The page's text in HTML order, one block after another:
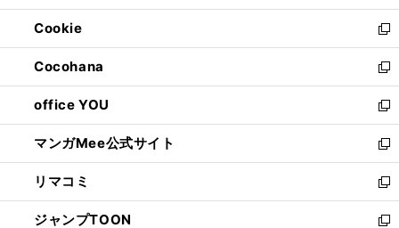
開
く
ウ
で
開
く
ン
ド
ウ
で
開
く
ウ
ィ
ン
ド
ウ
で
開
く
Cookie
新
し
い
ウ
ィ
ン
ド
ウ
で
開
く
Cocohana
新
し
い
ウ
ィ
ン
ド
ウ
で
office YOU
新
し
い
ウ
ィ
ン
ド
マンガMee公式サイト
新
し
い
ウ
ィ
リマコミ
新
し
い
ジャンプTOON
新